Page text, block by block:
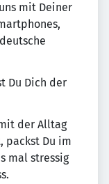
mit Deiner
Du Dich der
der Alltag
packst Du im
mal stressig